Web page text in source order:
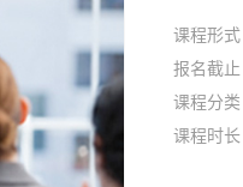
课程形式
报名截止
课程分类
课程时长